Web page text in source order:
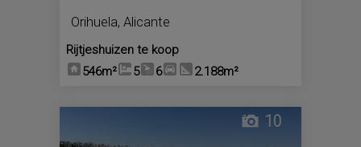
Orihuela, Alicante
Rijtjeshuizen te koop
546m²
5 6 2.188m²
10